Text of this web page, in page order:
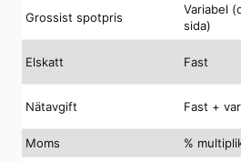
Grossist spotpris
Variabel
sida)
Elskatt Fast
Nätavgift Fast +
Moms
%